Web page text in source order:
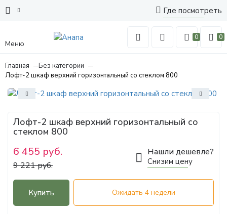
Где посмотреть
Меню
0 0
Главная
Без категории
Лофт-2 шкаф верхний горизонтальный со стеклом 800
Лофт-2 шкаф верхний горизонтальный со
стеклом 800
6 455 руб.
9 221 руб.
Нашли дешевле?
Снизим цену
Купить Ожидать 4 недели